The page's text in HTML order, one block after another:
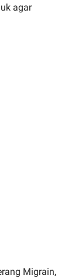
agar
Migrain,